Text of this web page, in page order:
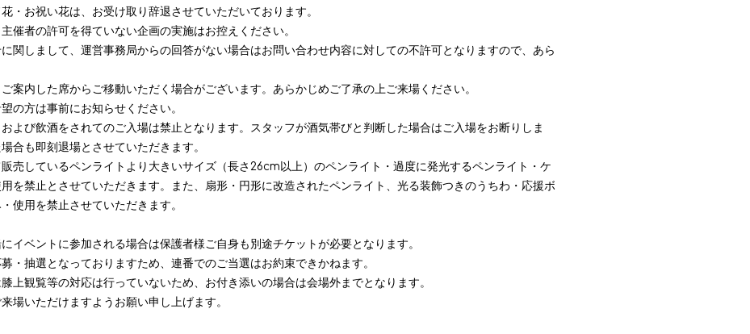
・お祝い花は、お受け取り辞退させていただいております。
催者の許可を得ていない企画の実施はお控えください。
関しまして、運営事務局からの回答がない場合はお問い合わせ内容に対しての不許可となりますので、あら
案内した席からご移動いただく場合がございます。あらかじめご了承の上ご来場ください。
の方は事前にお知らせください。
よび飲酒をされてのご入場は禁止となります。スタッフが酒気帯びと判断した場合はご入場をお断りしま
合も即刻退場とさせていただきます。
売しているペンライトより大きいサイズ（長さ 26cm以上）のペンライト・過度に発光するペンライト・ケ
を禁止とさせていただきます。また、扇形・円形に改造されたペンライト、光る装飾つきのうちわ・応援ボ
使用を禁止させていただきます。
イベントに参加される場合は保護者様ご自身も別途チケットが必要となります。
・抽選となっておりますため、連番でのご当選はお約束できかねます。
上観覧等の対応は行っていないため、お付き添いの場合は会場外までとなります。
場いただけますようお願い申し上げます。